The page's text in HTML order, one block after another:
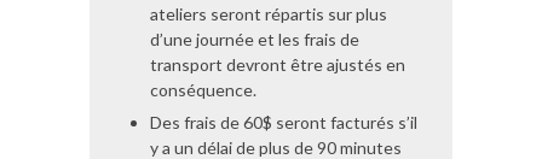
ateliers seront répartis sur plus
d’une journée et les frais de
transport devront être ajustés en
conséquence.
Des frais de 60$ seront facturés s’il
y a un délai de plus de 90 minutes